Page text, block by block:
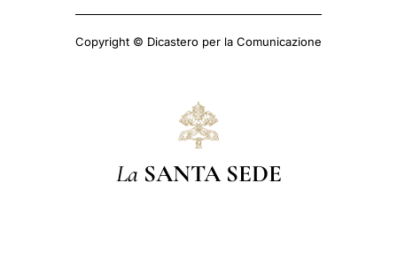
Copyright © Dicastero per la Comunicazione
La SANTA SEDE